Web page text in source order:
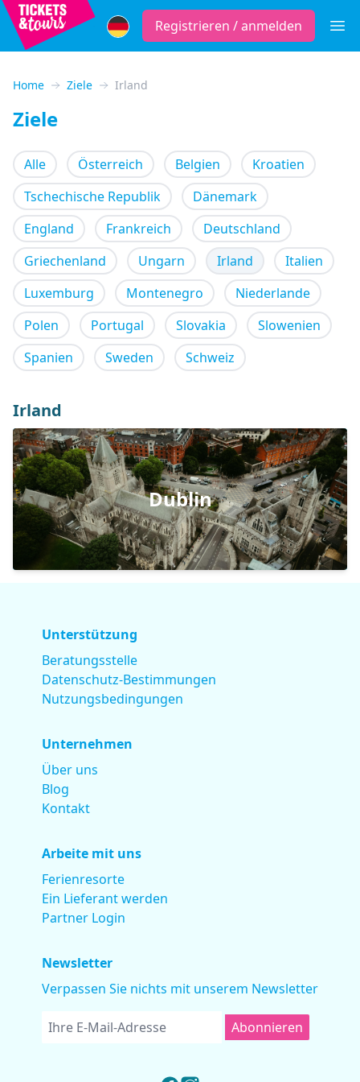
Registrieren / anmelden
Home Ziele Irland
Ziele
Alle Österreich Belgien
Kroatien
Tschechische Republik
Dänemark
England
Frankreich
Deutschland
Griechenland
Ungarn Irland
Italien
Luxemburg
Montenegro
Niederlande
Polen
Portugal Slovakia
Slowenien
Spanien
Sweden Schweiz
Irland
Dublin
Unterstützung
Beratungsstelle
Datenschutz-Bestimmungen
Nutzungsbedingungen
Unternehmen
Über uns
Blog
Kontakt
Arbeite mit uns
Ferienresorte
Ein Lieferant werden
Partner Login
Newsletter
Verpassen Sie nichts mit unserem Newsletter
Abonnieren